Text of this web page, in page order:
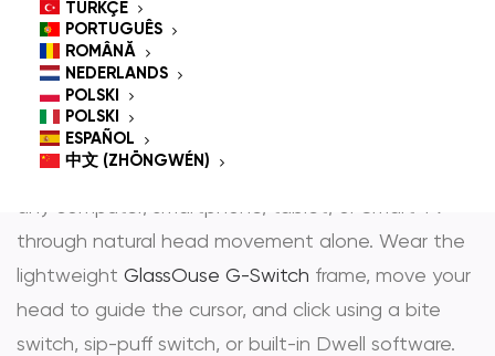
TÜRKÇE
PORTUGUÊS
ROMÂNĂ
NEDERLANDS
POLSKI
POLSKI
ESPAÑOL
中文 (ZHŌNGWÉN)
GlassOuse is the most trusted
undhead controlled mouse
assistive technology that gives people with
physical disabilities full, independent control over
through natural head movement alone. Wear the
lightweight GlassOuse G-Switch frame, move your
head to guide the cursor, and click using a bite
switch, sip-puff switch, or built-in Dwell software.